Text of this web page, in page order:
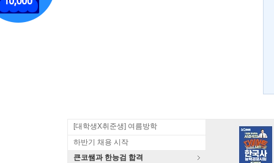
[대학생X취준생] 여름방학
하반기 채용 시작
큰코쌤과 한능검 합격